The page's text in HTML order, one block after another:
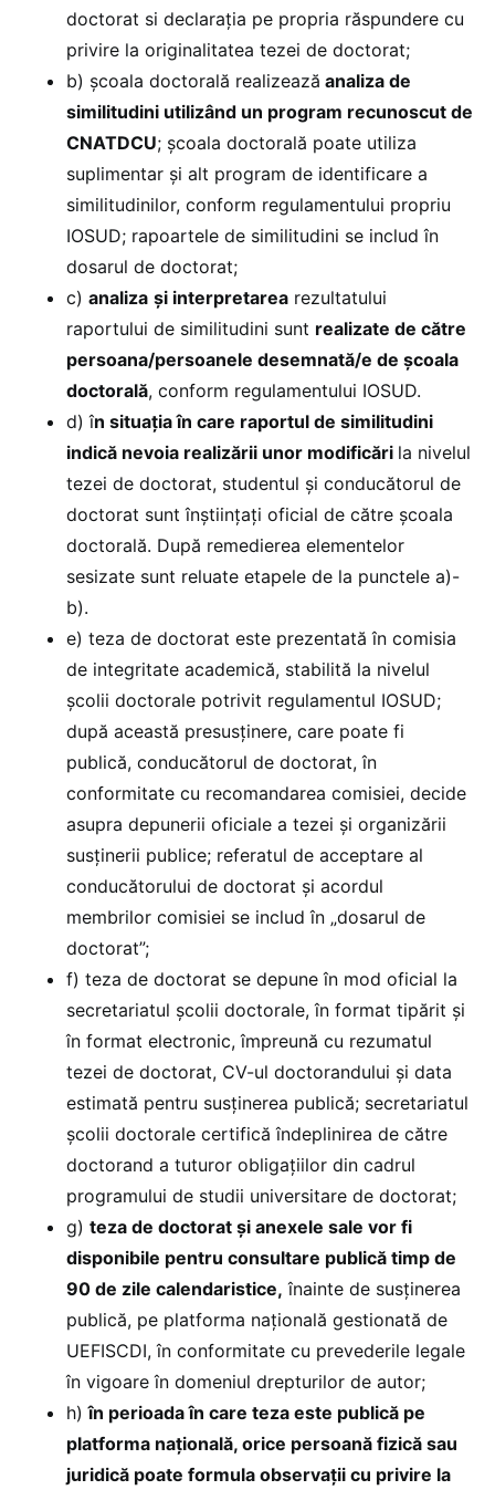
doctorat si declarația pe propria răspundere cu
privire la originalitatea tezei de doctorat;
b) școala doctorală realizează analiza de
similitudini utilizând un program recunoscut de
CNATDCU; școala doctorală poate utiliza
suplimentar și alt program de identificare a
similitudinilor, conform regulamentului propriu
IOSUD; rapoartele de similitudini se includ în
dosarul de doctorat;
c) analiza și interpretarea rezultatului
raportului de similitudini sunt realizate de către
persoana/persoanele desemnată/e de școala
doctorală, conform regulamentului IOSUD.
d) în situația în care raportul de similitudini
indică nevoia realizării unor modificări la nivelul
tezei de doctorat, studentul și conducătorul de
doctorat sunt înștiințați oficial de către școala
doctorală. După remedierea elementelor
sesizate sunt reluate etapele de la punctele a)-
b).
e) teza de doctorat este prezentată în comisia
de integritate academică, stabilită la nivelul
școlii doctorale potrivit regulamentul IOSUD;
după această presusţinere, care poate fi
publică, conducătorul de doctorat, în
conformitate cu recomandarea comisiei, decide
asupra depunerii oficiale a tezei şi organizării
susţinerii publice; referatul de acceptare al
conducătorului de doctorat şi acordul
membrilor comisiei se includ în „dosarul de
doctorat”;
f) teza de doctorat se depune în mod oficial la
secretariatul şcolii doctorale, în format tipărit şi
în format electronic, împreună cu rezumatul
tezei de doctorat, CV-ul doctorandului și data
estimată pentru susținerea publică; secretariatul
şcolii doctorale certifică îndeplinirea de către
doctorand a tuturor obligaţiilor din cadrul
programului de studii universitare de doctorat;
g) teza de doctorat şi anexele sale vor fi
disponibile pentru consultare publică timp de
90 de zile calendaristice, înainte de susţinerea
publică, pe platforma naţională gestionată de
UEFISCDI, în conformitate cu prevederile legale
în vigoare în domeniul drepturilor de autor;
h)în perioada în care teza este publică pe
platforma națională, orice persoană fizică sau
juridică poate formula observații cu privire la